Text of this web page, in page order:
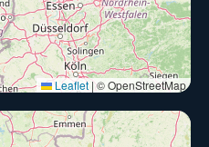
Leaflet |© OpenStreetMap